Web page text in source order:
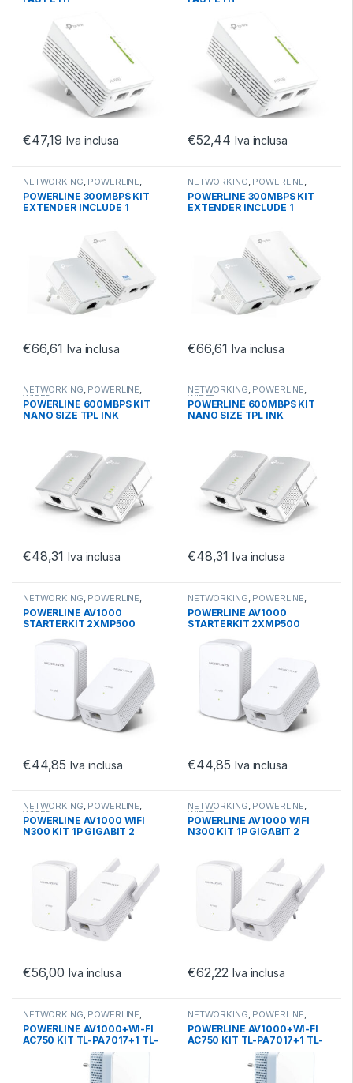
€47,19 Iva inclusa €52,44 Iva inclusa
NETWORKING, POWERLINE,
WIRELESS
POWERLINE 300MBPS KIT
EXTENDER INCLUDE 1
€66,61 Iva inclusa
NETWORKING, POWERLINE,
WIRELESS
POWERLINE 300MBPS KIT
EXTENDER INCLUDE 1
€66,61 Iva inclusa
NETWORKING, POWERLINE,
WIRED
POWERLINE 600MBPS KIT
NANO SIZE TPL INK
€48,31 Iva inclusa
NETWORKING, POWERLINE,
WIRED
POWERLINE 600MBPS KIT
NANO SIZE TPL INK
€48,31 Iva inclusa
NETWORKING, POWERLINE,
WIRED
POWERLINE AV1000
STARTERKIT 2XMP500
1P GIGABIT
€44,85 Iva inclusa
NETWORKING, POWERLINE,
WIRED
POWERLINE AV1000
STARTERKIT 2XMP500
1P GIGABIT
€44,85 Iva inclusa
NETWORKING, POWERLINE,
WIRED
POWERLINE AV1000 WIFI
N300 KIT 1P GIGABIT 2
€56,00 Iva inclusa
NETWORKING, POWERLINE,
WIRED
POWERLINE AV1000 WIFI
N300 KIT 1P GIGABIT 2
€62,22 Iva inclusa
NETWORKING, POWERLINE,
WIRELESS
POWERLINE AV1000+WI-FI
AC750 KIT TL-PA7017+1 TL-
NETWORKING, POWERLINE,
WIRELESS
POWERLINE AV1000+WI-FI
AC750 KIT TL-PA7017+1 TL-